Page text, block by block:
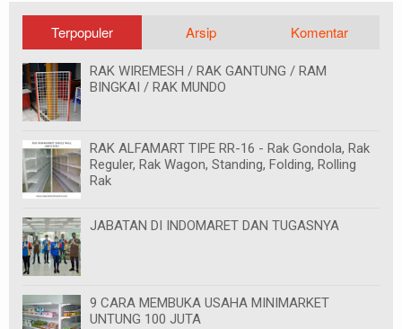
Terpopuler Arsip Komentar
RAK WIREMESH / RAK GANTUNG / RAM
BINGKAI / RAK MUNDO
RAK ALFAMART TIPE RR-16 - Rak Gondola, Rak
Reguler, Rak Wagon, Standing, Folding, Rolling
Rak
JABATAN DI INDOMARET DAN TUGASNYA
9 CARA MEMBUKA USAHA MINIMARKET
UNTUNG 100 JUTA